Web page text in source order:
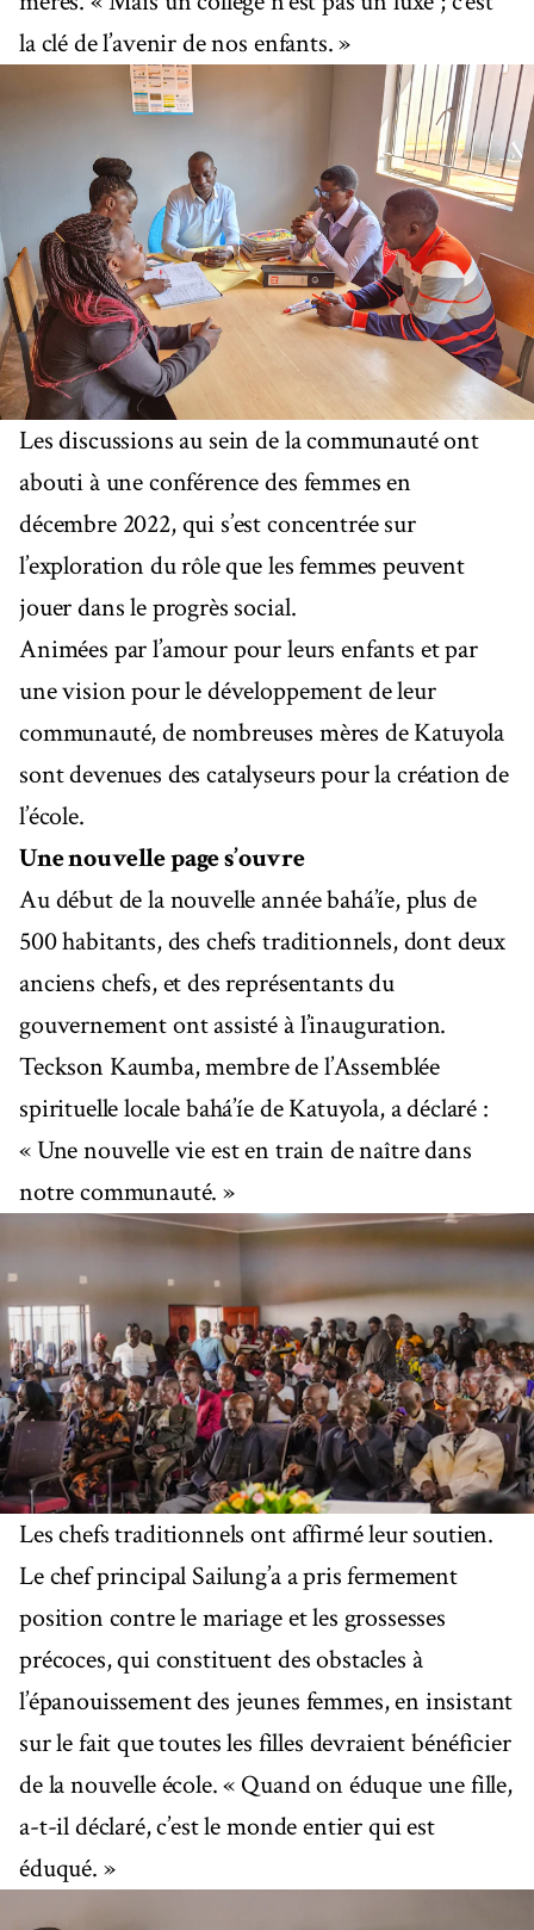
la clé de l’avenir de nos enfants. »
Les discussions au sein de la communauté ont
abouti à une conférence des femmes en
décembre 2022, qui s’est concentrée sur
l’exploration du rôle que les femmes peuvent
jouer dans le progrès social.
Animées par l’amour pour leurs enfants et par
une vision pour le développement de leur
communauté, de nombreuses mères de Katuyola
sont devenues des catalyseurs pour la création de
l’école.
Une nouvelle page s’ouvre
Au début de la nouvelle année bahá’íe, plus de
500 habitants, des chefs traditionnels, dont deux
anciens chefs, et des représentants du
gouvernement ont assisté à l’inauguration.
Teckson Kaumba, membre de l’Assemblée
spirituelle locale bahá’íe de Katuyola, a déclaré :
« Une nouvelle vie est en train de naître dans
notre communauté. »
Les chefs traditionnels ont affirmé leur soutien.
Le chef principal Sailung’a a pris fermement
position contre le mariage et les grossesses
précoces, qui constituent des obstacles à
l’épanouissement des jeunes femmes, en insistant
sur le fait que toutes les filles devraient bénéficier
de la nouvelle école. « Quand on éduque une fille,
a-t-il déclaré, c’est le monde entier qui est
éduqué. »